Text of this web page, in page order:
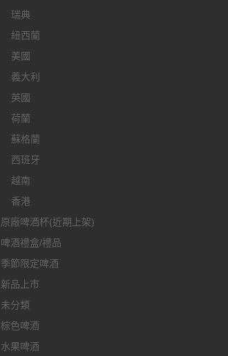
瑞典
紐西蘭
美國
義大利
英國
荷蘭
蘇格蘭
西班牙
越南
香港
原廠啤酒杯(近期上架)
啤酒禮盒/禮品
季節限定啤酒
新品上市
未分類
棕色啤酒
水果啤酒